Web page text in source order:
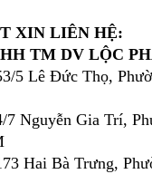
XIN LIÊN HỆ:
TM DV LỘC
5 Lê Đức Thọ,
7 Nguyễn Gia Trí,
Hai Bà Trưng,